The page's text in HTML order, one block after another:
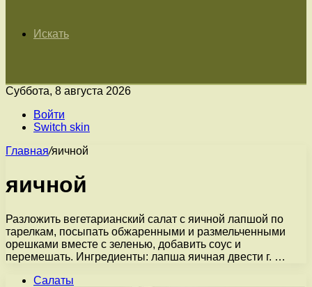
Искать
Суббота, 8 августа 2026
Войти
Switch skin
Главная/яичной
яичной
Разложить вегетарианский салат с яичной лапшой по
тарелкам, посыпать обжаренными и размельченными
орешками вместе с зеленью, добавить соус и
перемешать. Ингредиенты: лапша яичная двести г. …
Салаты